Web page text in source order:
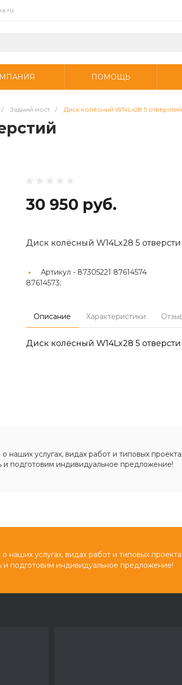
ПОМОЩЬ
/ Задний мост / Диск колёсный W14Lx28 5 отверстий
30 950 руб.
Диск колёсный W14Lx28 5
Артикул - 87305221 87614574
87614573;
Описание Характеристики
Диск колёсный W14Lx28 5
наших услугах, видах работ и типовых
и подготовим индивидуальное предложение!
наших услугах, видах работ и типовых
и подготовим индивидуальное предложение!